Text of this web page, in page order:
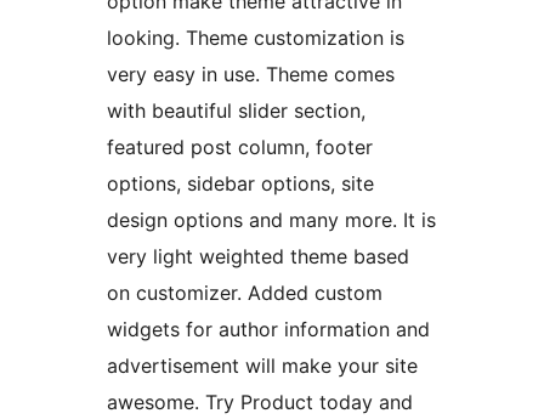
looking. Theme customization is
very easy in use. Theme comes
with beautiful slider section,
featured post column, footer
options, sidebar options, site
design options and many more. It is
very light weighted theme based
on customizer. Added custom
widgets for author information and
advertisement will make your site
awesome. Try Product today and